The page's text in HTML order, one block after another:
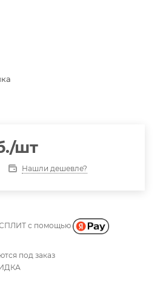
/шт
Нашли дешевле?
с помощью
под заказ